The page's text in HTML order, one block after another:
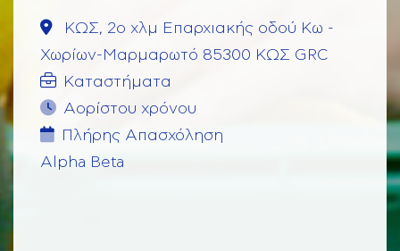
ΚΩΣ, 2ο χλμ Επαρχιακής οδού Κω -
Χωρίων-Μαρμαρωτό 85300 ΚΩΣ GRC
Καταστήματα
Αορίστου χρόνου
Πλήρης Aπασχόληση
Alpha Beta